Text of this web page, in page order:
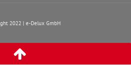
2022 | e-Delux GmbH